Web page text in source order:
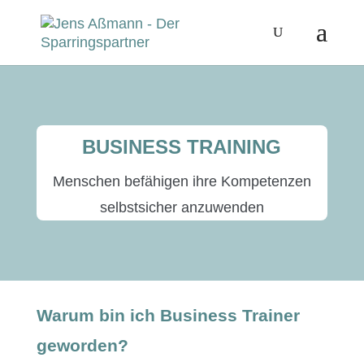
BUSINESS TRAINING
Men­schen befähi­gen ihre Kom­pe­ten­zen
selb­st­sich­er anzuwenden
Warum bin ich Business Trainer
geworden?